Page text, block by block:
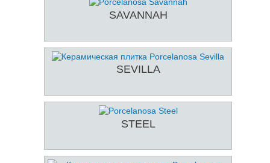
SAVANNAH
SEVILLA
STEEL